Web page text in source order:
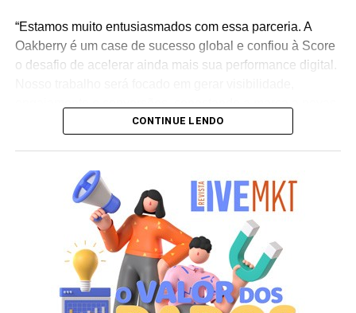
“Estamos muito entusiasmados com essa parceria. A
Oakberry é um case de sucesso global e confiou à Score
o desafio de acelerar ainda mais sua performance digital.
audiências e sustentando sua expansão internacional”,
O projeto contempla desde a otimização de campanhas
de mídia paga para maior eficiência em investimento até
o fortalecimento da presença orgânica da marca nos
buscadores e a estruturação de inteligência de negócios
baseada em dados. A proposta é criar um ecossistema
digital robusto que amplifique os diferenciais da Oakberry
e gere impacto direto em seu crescimento global.
CONTINUE LENDO